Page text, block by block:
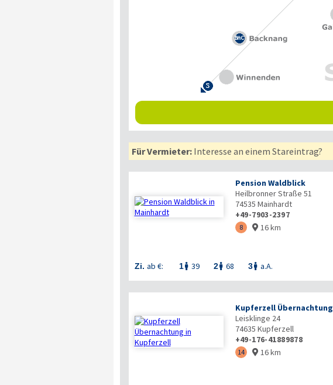
Für Vermieter:Interesse an einem Stareintrag?
Pension Waldblick
Heilbronner Straße 51
74535 Mainhardt
+49-7903-2397
8  16 km
Zi. ab €: 1 39 2 68 3 a.A.
Kupferzell Übernachtung
Leisklinge 24
74635 Kupferzell
+49-176-41889878
14  16 km